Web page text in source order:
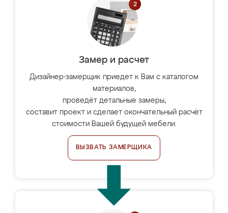
Замер и расчет
Дизайнер-замерщик приедет к Вам с каталогом
материалов,
проведёт детальные замеры,
составит проект и сделает окончательный расчёт
стоимости Вашей будущей мебели.
ВЫЗВАТЬ ЗАМЕРЩИКА